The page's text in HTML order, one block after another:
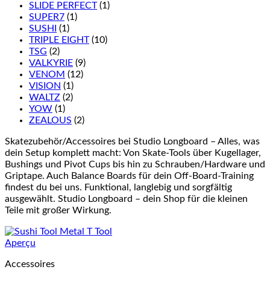
SLIDE PERFECT (1)
SUPER7 (1)
SUSHI
(1)
TRIPLE EIGHT (10)
TSG (2)
VALKYRIE (9)
VENOM (12)
VISION (1)
WALTZ (2)
YOW (1)
ZEALOUS (2)
Skatezubehör/Accessoires bei Studio Longboard – Alles, was
dein Setup komplett macht: Von Skate-Tools über Kugellager,
Bushings und Pivot Cups bis hin zu Schrauben/Hardware und
Griptape. Auch Balance Boards für dein Off-Board-Training
findest du bei uns. Funktional, langlebig und sorgfältig
ausgewählt. Studio Longboard – dein Shop für die kleinen
Teile mit großer Wirkung.
Aperçu
Accessoires